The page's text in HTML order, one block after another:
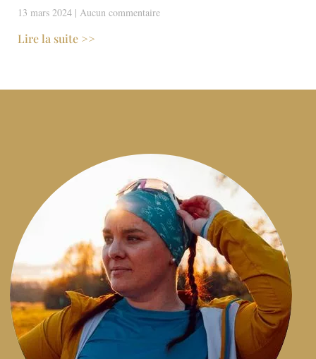
13 mars 2024 Aucun commentaire
Lire la suite >>